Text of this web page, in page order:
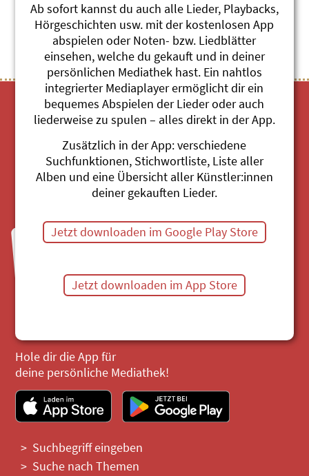
Themenübersicht Stichwörter A-Z
Mediathek
Fragen zu Bestellungen?
044 680 20 60
Hole dir die App für
deine persönliche Mediathek!
Suchbegriff eingeben
Suche nach Themen
Ab sofort kannst du auch alle Lieder, Playbacks,
Hörgeschichten usw. mit der kostenlosen App
abspielen oder Noten- bzw. Liedblätter
einsehen, welche du gekauft und in deiner
persönlichen Mediathek hast. Ein nahtlos
integrierter Mediaplayer ermöglicht dir ein
bequemes Abspielen der Lieder oder auch
liederweise zu spulen – alles direkt in der App.
Zusätzlich in der App: verschiedene
Suchfunktionen, Stichwortliste, Liste aller
Alben und eine Übersicht aller Künstler:innen
deiner gekauften Lieder.
Jetzt downloaden im Google Play Store
Jetzt downloaden im App Store